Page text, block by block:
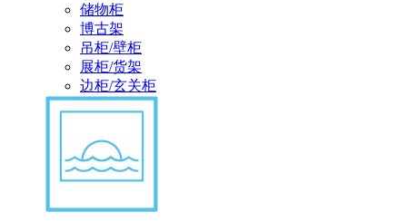
储物柜
博古架
吊柜/壁柜
展柜/货架
边柜/玄关柜